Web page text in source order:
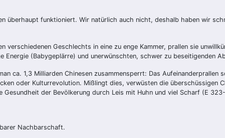
funktioniert. Wir natürlich auch nicht, deshalb haben wir
Geschlechts in eine zu enge Kammer, prallen sie
(Babygeplärre) und unerwünschten, schwer zu beseitigenden
ca. 1,3 Milliarden Chinesen zusammensperrt: Das Aufeinanderprallen
oder Kulturrevolution. Mißlingt dies, verwüsten die überschüssigen
der Bevölkerung durch Leis mit Huhn und viel Scharf (E
Nachbarschaft.